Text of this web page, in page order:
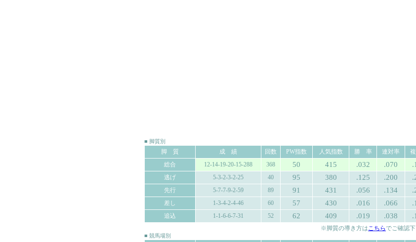
■ 脚質別
脚 質 成 績 回数 PW指数 人気指数 勝 率 連対率
総合
12-14-19-20-15-288 368 50 415 .032 .070
逃げ 5-3-2-3-2-25 40 95 380 .125 .200
先行 5-7-7-9-2-59 89 91 431 .056 .134
差し 1-3-4-2-4-46 60 57 430 .016 .066
追込 1-1-6-6-7-31 52 62 409 .019 .038
※脚質の導き方はこちらでご確認下
■ 競馬場別